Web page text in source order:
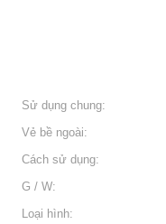
Sử dụng chung:
Vẻ bề ngoài:
Cách sử dụng:
G / W:
Loại hình: